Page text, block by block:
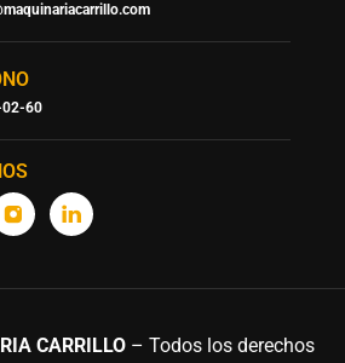
60
CARRILLO– Todos los derechos